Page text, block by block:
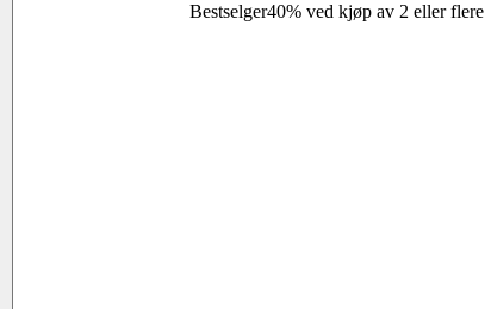
Bestselger40% ved kjøp av 2 eller flere